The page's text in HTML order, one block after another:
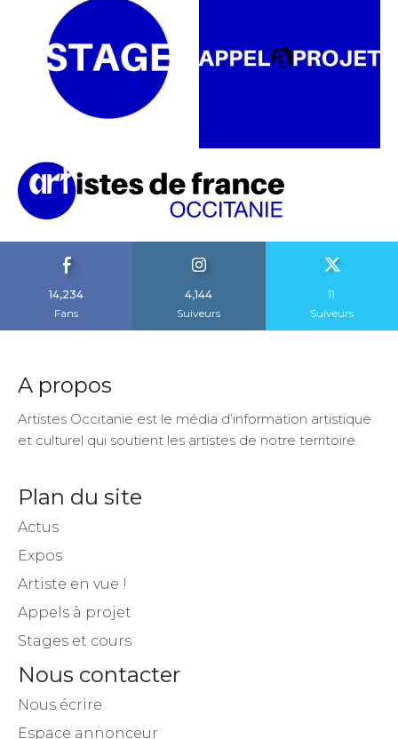
14,234
4,144
11
A propos
Plan du site
Actus
Artiste en vue !
Appels à projet
Stages et cours
Nous contacter